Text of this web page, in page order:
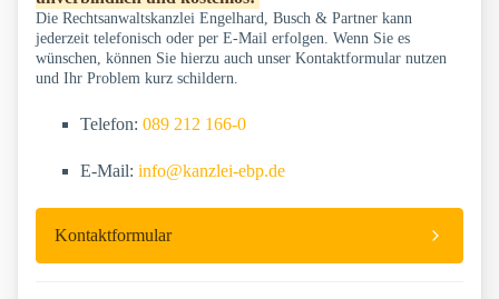
Die Rechtsanwaltskanzlei Engelhard, Busch & Partner kann
jederzeit telefonisch oder per E-Mail erfolgen. Wenn Sie es
wünschen, können Sie hierzu auch unser Kontaktformular nutzen
und Ihr Problem kurz schildern.
Telefon: 089 212 166-0
E-Mail: info@kanzlei-ebp.de
Kontaktformular